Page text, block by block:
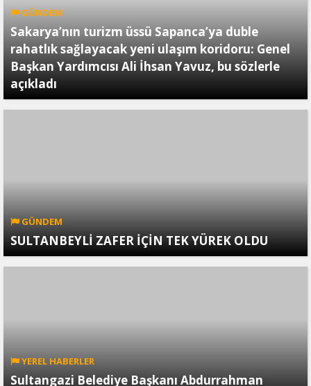
GÜNDEM
Sakarya’nın turizm üssü Sapanca’ya duble
rahatlık sağlayacak yeni ulaşım koridoru: Genel
Başkan Yardımcısı Ali İhsan Yavuz, bu sözlerle
açıkladı
GÜNDEM
SULTANBEYLİ ZAFER İÇİN TEK YÜREK OLDU
YEREL HABERLER
Sultangazi Belediye Başkanı Abdurrahman